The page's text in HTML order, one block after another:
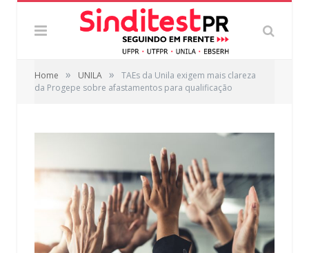
Home » UNILA »
TAEs da Unila exigem mais clareza
da Progepe sobre afastamentos para qualificação